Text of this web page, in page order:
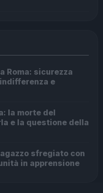
Roma: sicurezza
e
la morte del
e la questione della
sfregiato con
in apprensione